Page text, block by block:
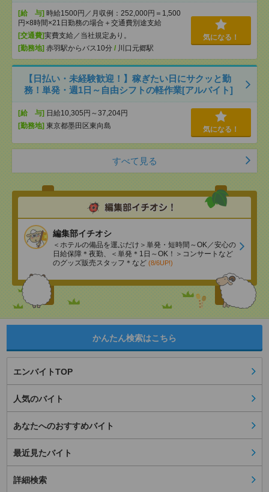
[給 与] 時給1500円／月収例：252,000円＝1,500
円×8時間×21日勤務の場合＋交通費別途支給
[交通費]実費支給／当社規定あり。
[勤務地] 赤羽駅からバス10分 / 川口元郷駅
気になる！
【日払い・未経験歓迎！】稼ぎたい日にサクッと勤
務！単発・週1日～自由シフトの軽作業[アルバイト]
[給 与] 日給10,305円～37,204円
[勤務地] 東京都墨田区東向島 気になる！
すべて見る
編集部イチオシ
＜ホテルの備品を運ぶだけ＞単発・短時間～OK／安心の
日給保障＊夜勤、＜単発＊1日～OK！＞コンサートなど
のグッズ販売スタッフ＊など (8/6UP!)
かんたん検索はこちら
エンバイトTOP
人気のバイト
あなたへのおすすめバイト
最近見たバイト
詳細検索